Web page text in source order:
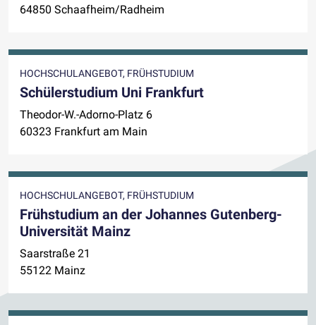
64850 Schaafheim/Radheim
HOCHSCHULANGEBOT, FRÜHSTUDIUM
Schülerstudium Uni Frankfurt
Theodor-W.-Adorno-Platz 6
60323 Frankfurt am Main
HOCHSCHULANGEBOT, FRÜHSTUDIUM
Frühstudium an der Johannes Gutenberg-
Universität Mainz
Saarstraße 21
55122 Mainz